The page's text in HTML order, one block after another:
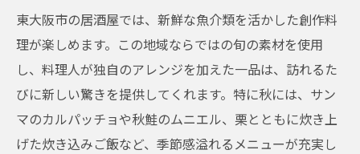
東大阪市の居酒屋では、新鮮な魚介類を活かした創作料
理が楽しめます。この地域ならではの旬の素材を使用
し、料理人が独自のアレンジを加えた一品は、訪れるた
びに新しい驚きを提供してくれます。特に秋には、サン
マのカルパッチョや秋鮭のムニエル、栗とともに炊き上
げた炊き込みご飯など、季節感溢れるメニューが充実し